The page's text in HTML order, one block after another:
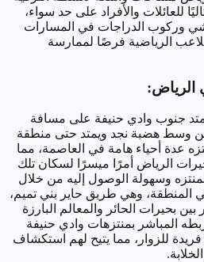
للعائلات والأفراد على حد سواء،
وركوب الدراجات في المسارات
الرياضية فرصًا لممارسة
الرياض:
جنوب وادي حنيفة على مسافة
يبدأ من وسط هضبة نجد ويمتد حتى منطقة
عدة أحياء هامة في العاصمة، مما
الرياض أمرًا ميسرًا لسكان تلك
للمنتزه وسهولة الوصول إليه من خلال
المنطقة، وهي طريق حاير بني تميم،
بحيرات الحائر والمعالم البارزة
المباشر بمنتزهات وادي حنيفة
فريدة للزوار، مما يتيح لهم استكشاف